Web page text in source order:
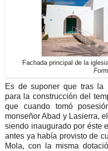
Fachada principal de la
Es de suponer que tras la
para la construcción del
que cuando tomó
monseñor Abad y Lasierra,
siendo inaugurado por éste
antes ya había provisto de
Mola, con la misma